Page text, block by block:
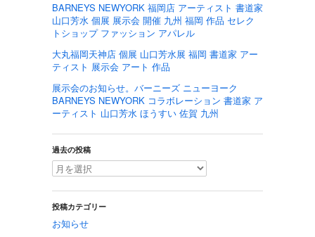
BARNEYS NEWYORK 福岡店 アーティスト 書道家
山口芳水 個展 展示会 開催 九州 福岡 作品 セレク
トショップ ファッション アパレル
大丸福岡天神店 個展 山口芳水展 福岡 書道家 アー
ティスト 展示会 アート 作品
展示会のお知らせ。バーニーズ ニューヨーク
BARNEYS NEWYORK コラボレーション 書道家 ア
ーティスト 山口芳水 ほうすい 佐賀 九州
過去の投稿
投稿カテゴリー
お知らせ